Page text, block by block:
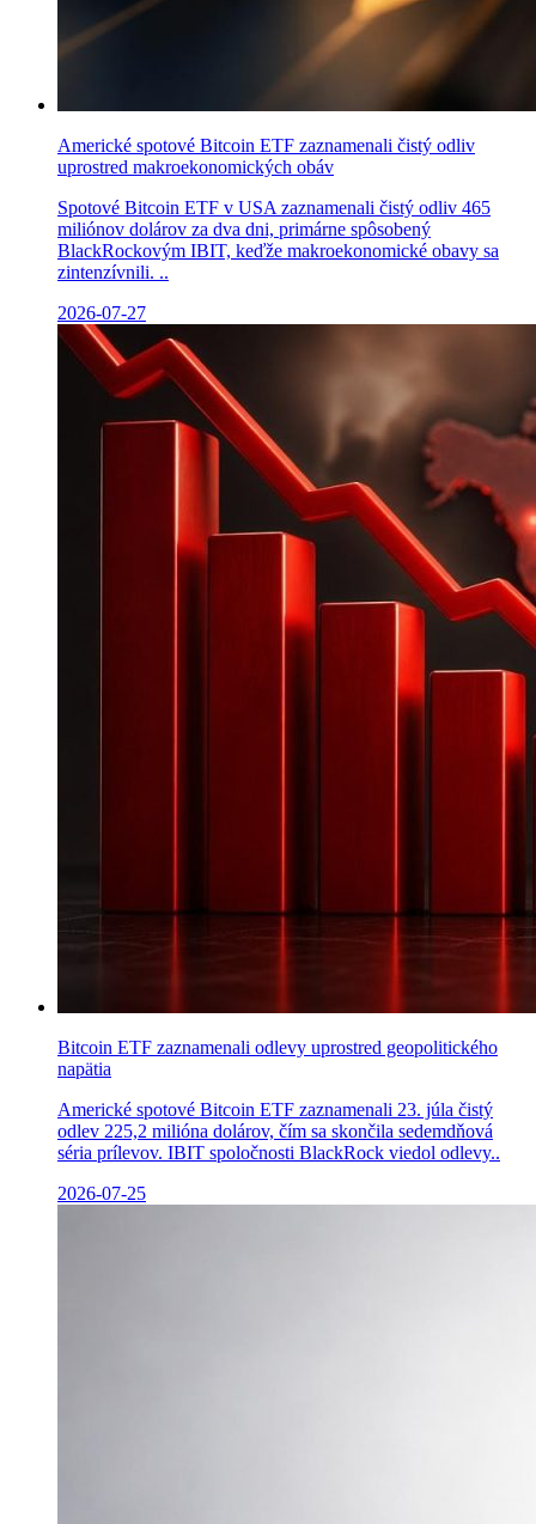
Americké spotové Bitcoin ETF zaznamenali čistý odliv
uprostred makroekonomických obáv
Spotové Bitcoin ETF v USA zaznamenali čistý odliv 465
miliónov dolárov za dva dni, primárne spôsobený
BlackRockovým IBIT, keďže makroekonomické obavy sa
zintenzívnili. ..
2026-07-27
Bitcoin ETF zaznamenali odlevy uprostred geopolitického
napätia
Americké spotové Bitcoin ETF zaznamenali 23. júla čistý
odlev 225,2 milióna dolárov, čím sa skončila sedemdňová
séria prílevov. IBIT spoločnosti BlackRock viedol odlevy..
2026-07-25